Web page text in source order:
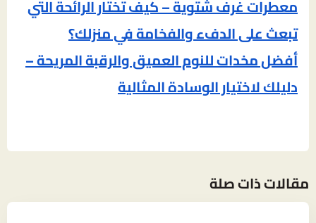
معطرات غرف شتوية – كيف تختار الرائحة التي
تبعث على الدفء والفخامة في منزلك؟
أفضل مخدات للنوم العميق والرقبة المريحة –
دليلك لاختيار الوسادة المثالية
مقالات ذات صلة